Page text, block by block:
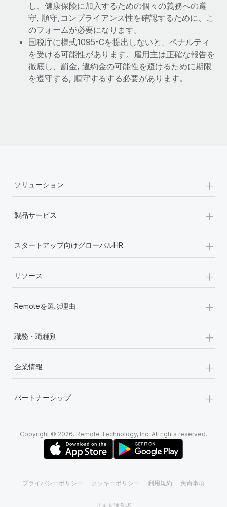
し、健康保険に加入するための個々の義務への遵
守, 順守,コンプライアンス性を確認するために、こ
のフォームが必要になります。
国税庁に様式1095-Cを提出しないと、ペナルティ
を受ける可能性があります。雇用主は正確な報告を
徹底し、罰金, 違約金の可能性を避けるために期限
を遵守する, 順守するする必要があります。
ソリューション +
製品サービス +
スタートアップ向けグローバルHR +
リソース +
Remoteを選ぶ理由 +
職務・職種別 +
企業情報 +
パートナーシップ +
Copyright © 2026. Remote Technology, Inc. All rights reserved.
プライバシーポリシー クッキーポリシー 利用規約 免責事項